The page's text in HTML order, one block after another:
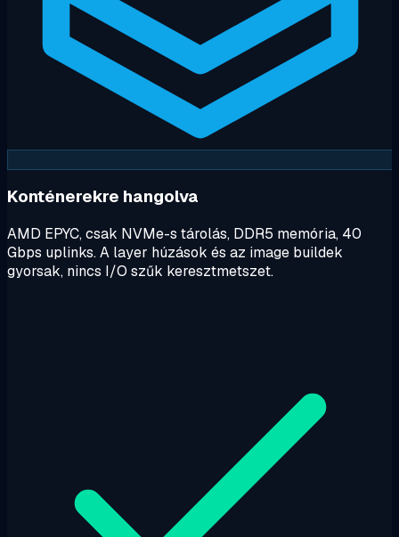
Konténerekre hangolva
AMD EPYC, csak NVMe-s tárolás, DDR5 memória, 40
Gbps uplinks. A layer húzások és az image buildek
gyorsak, nincs I/O szűk keresztmetszet.